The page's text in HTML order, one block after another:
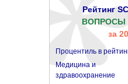
Рейтинг
ВОПРОСЫ
за
Процентиль в
Медицина и
здравоохранение